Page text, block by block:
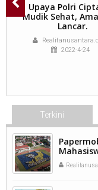
Upaya Polri
Mudik Sehat,
Lancar.
2022-4-24
Terkini
9.250